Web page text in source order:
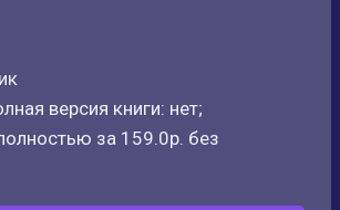
версия книги: нет;
за 159.0р. без